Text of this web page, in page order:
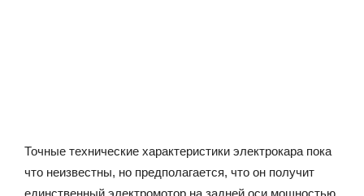
Точные технические характеристики электрокара пока
что неизвестны, но предполагается, что он получит
единственный электромотор на задней оси мощностью